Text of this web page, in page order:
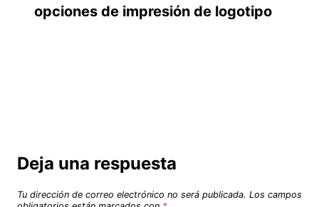
opciones de impresión de logotipo
Deja una respuesta
Tu dirección de correo electrónico no será publicada. Los campos